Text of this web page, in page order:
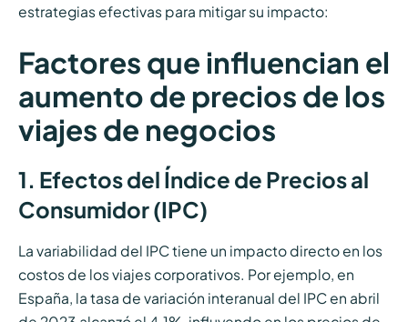
estrategias efectivas para mitigar su impacto:
Factores que influencian el
aumento de precios de los
viajes de negocios
1. Efectos del Índice de Precios al
Consumidor (IPC)
La variabilidad del IPC tiene un impacto directo en los
costos de los viajes corporativos. Por ejemplo, en
España, la tasa de variación interanual del IPC en abril